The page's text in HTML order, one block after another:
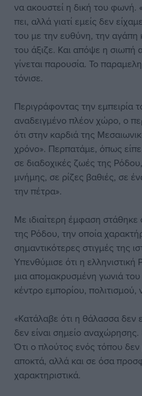
να ακουστεί η δική του φωνή.
πει, αλλά γιατί εμείς δεν
του με την ευθύνη, την αγάπη
του άξιζε. Και απόψε η σιωπή
γίνεται παρουσία. Το
τόνισε.
Περιγράφοντας την εμπειρία
αναδειγμένο πλέον χώρο, ο
ότι στην καρδιά της
χρόνο». Περπατάμε, όπως
σε διαδοχικές ζωές της
μνήμης, σε ρίζες βαθιές, σε
την πέτρα».
Με ιδιαίτερη έμφαση στάθηκε
της Ρόδου, την οποία
σημαντικότερες στιγμές της
Υπενθύμισε ότι η
μια απομακρυσμένη γωνιά
κέντρο εμπορίου, πολιτισμού,
«Κατάλαβε ότι η θάλασσα δεν
δεν είναι σημείο
Ότι ο πλούτος ενός τόπου δεν
αποκτά, αλλά και σε όσα
χαρακτηριστικά.